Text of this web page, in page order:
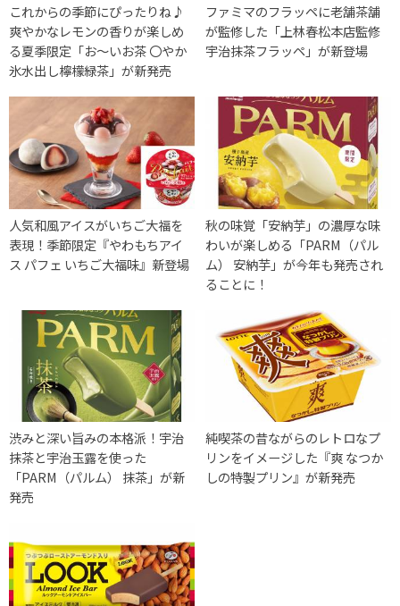
これからの季節にぴったりね♪
爽やかなレモンの香りが楽しめ
る夏季限定「お～いお茶 〇やか
氷水出し檸檬緑茶」が新発売
ファミマのフラッペに老舗茶舗
が監修した「上林春松本店監修
宇治抹茶フラッペ」が新登場
人気和風アイスがいちご大福を
表現！季節限定『やわもちアイ
ス パフェ いちご大福味』新登場
秋の味覚「安納芋」の濃厚な味
わいが楽しめる「PARM（パル
ム） 安納芋」が今年も発売され
ることに！
渋みと深い旨みの本格派！宇治
抹茶と宇治玉露を使った
「PARM（パルム） 抹茶」が新
発売
純喫茶の昔ながらのレトロなプ
リンをイメージした『爽 なつか
しの特製プリン』が新発売